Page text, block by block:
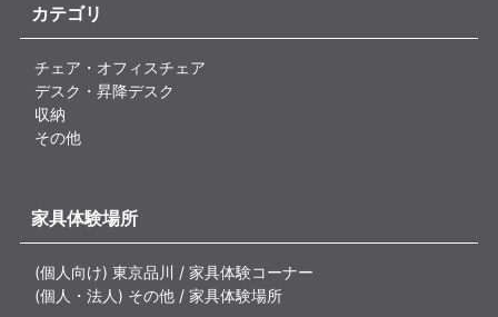
カテゴリ
チェア・オフィスチェア
デスク・昇降デスク
収納
その他
家具体験場所
(個人向け) 東京品川 / 家具体験コーナー
(個人・法人) その他 / 家具体験場所